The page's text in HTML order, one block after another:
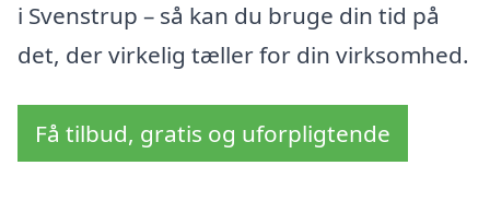
i Svenstrup – så kan du bruge din tid på
det, der virkelig tæller for din virksomhed.
Få tilbud, gratis og uforpligtende